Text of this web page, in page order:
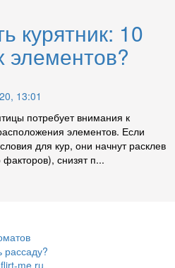
курятник: 10
элементов?
13:01
потребует внимания к
элементов. Если
для кур, они начнут расклев
факторов), снизят п...
рассаду?